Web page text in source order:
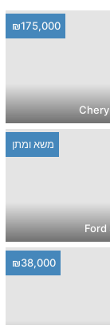
₪175,000
משא ומתן
₪38,000